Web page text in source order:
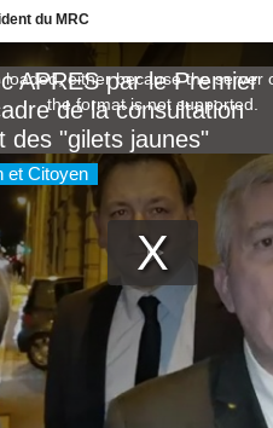
du MRC